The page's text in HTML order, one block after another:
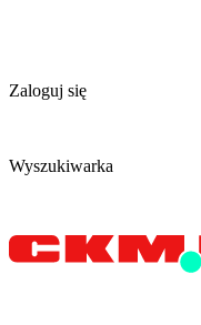
Zaloguj się
Wyszukiwarka